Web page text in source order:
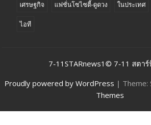
เศรษฐกิจ แฟชั่นโซไซตี้-ดูดวง ในประเทศ
ไอที
7-11STARnews1© 7-11 สตา
Proudly powered by WordPress | Theme:
Themes